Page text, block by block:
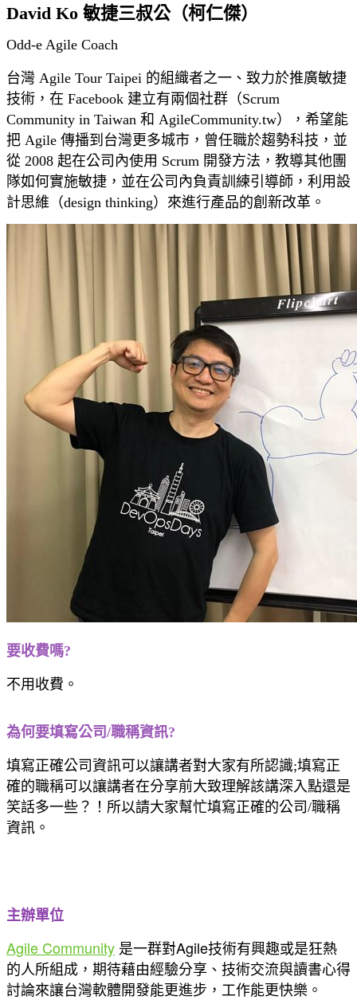
David Ko 敏捷三叔公（柯仁傑）
Odd-e Agile Coach
台灣 Agile Tour Taipei 的組織者之一、致力於推廣敏捷
技術，在 Facebook 建立有兩個社群（Scrum
Community in Taiwan 和 AgileCommunity.tw），希望能
把 Agile 傳播到台灣更多城市，曾任職於趨勢科技，並
從 2008 起在公司內使用 Scrum 開發方法，教導其他團
隊如何實施敏捷，並在公司內負責訓練引導師，利用設
計思維（design thinking）來進行產品的創新改革。
要收費嗎?
不用收費。
為何要填寫公司/職稱資訊?
填寫正確公司資訊可以讓講者對大家有所認識;填寫正
確的職稱可以讓講者在分享前大致理解該講深入點還是
笑話多一些？！所以請大家幫忙填寫正確的公司/職稱
資訊。
主辦單位
Agile Community 是一群對Agile技術有興趣或是狂熱
的人所組成，期待藉由經驗分享、技術交流與讀書心得
討論來讓台灣軟體開發能更進步，工作能更快樂。